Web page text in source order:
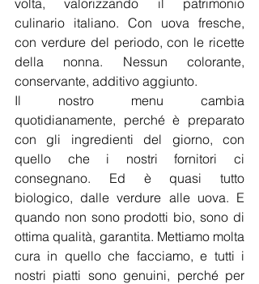
volta, valorizzando il patrimonio
culinario italiano. Con uova fresche,
con verdure del periodo, con le ricette
della nonna. Nessun colorante,
conservante, additivo aggiunto.
Il nostro menu cambia
quotidianamente, perché è preparato
con gli ingredienti del giorno, con
quello che i nostri fornitori ci
consegnano. Ed è quasi tutto
biologico, dalle verdure alle uova. E
quando non sono prodotti bio, sono di
ottima qualità, garantita. Mettiamo molta
cura in quello che facciamo, e tutti i
nostri piatti sono genuini, perché per